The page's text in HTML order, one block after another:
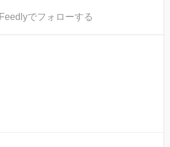
Feedlyでフォローする